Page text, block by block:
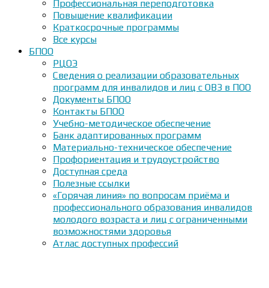
Профессиональная переподготовка
Повышение квалификации
Краткосрочные программы
Все курсы
БПОО
РЦОЭ
Сведения о реализации образовательных
программ для инвалидов и лиц с ОВЗ в ПОО
Документы БПОО
Контакты БПОО
Учебно-методическое обеспечение
Банк адаптированных программ
Материально-техническое обеспечение
Профориентация и трудоустройство
Доступная среда
Полезные ссылки
«Горячая линия» по вопросам приёма и
профессионального образования инвалидов
молодого возраста и лиц с ограниченными
возможностями здоровья
Атлас доступных профессий